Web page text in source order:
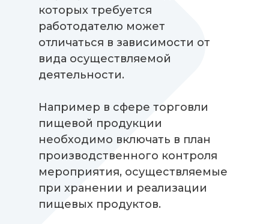
которых требуется
работодателю может
отличаться в зависимости от
вида осуществляемой
деятельности.
Например в сфере торговли
пищевой продукции
необходимо включать в план
производственного контроля
мероприятия, осуществляемые
при хранении и реализации
пищевых продуктов.